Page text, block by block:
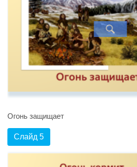
Огонь защищает
Слайд 5